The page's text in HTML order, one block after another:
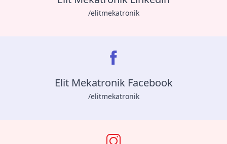
/elitmekatronik
Elit Mekatronik Facebook
/elitmekatronik